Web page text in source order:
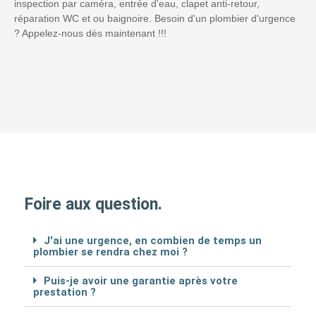
inspection par caméra, entrée d'eau, clapet anti-retour,
réparation WC et ou baignoire. Besoin d'un plombier d'urgence
? Appelez-nous dès maintenant !!!
Foire aux question.
J'ai une urgence, en combien de temps un
plombier se rendra chez moi ?
Puis-je avoir une garantie après votre
prestation ?